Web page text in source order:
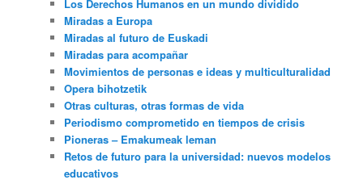
Los Derechos Humanos en un mundo dividido
Miradas a Europa
Miradas al futuro de Euskadi
Miradas para acompañar
Movimientos de personas e ideas y multiculturalidad
Opera bihotzetik
Otras culturas, otras formas de vida
Periodismo comprometido en tiempos de crisis
Pioneras – Emakumeak leman
Retos de futuro para la universidad: nuevos modelos
educativos